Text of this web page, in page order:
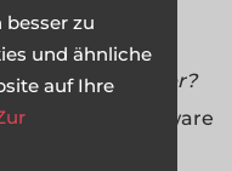
als Freelancer?
auf unsere Software
besser zu
und ähnliche
auf Ihre